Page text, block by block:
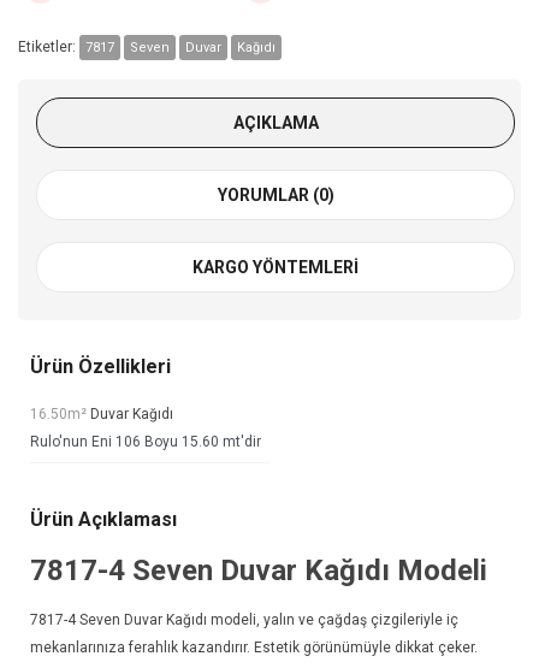
Etiketler: 7817 Seven Duvar Kağıdı
AÇIKLAMA
YORUMLAR (0)
KARGO YÖNTEMLERI
Ürün Özellikleri
16.50m² Duvar Kağıdı
Rulo'nun Eni 106 Boyu 15.60 mt'dir
Ürün Açıklaması
7817-4 Seven Duvar Kağıdı Modeli
7817-4Seven Duvar Kağıdı modeli, yalın ve çağdaş çizgileriyle iç
mekanlarınıza ferahlık kazandırır. Estetik görünümüyle dikkat çeker.